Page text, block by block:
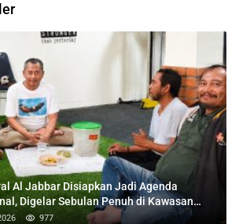
Al Jabbar Disiapkan Jadi Agenda
Digelar Sebulan Penuh di Kawasan
Raya Al Jabbar
977